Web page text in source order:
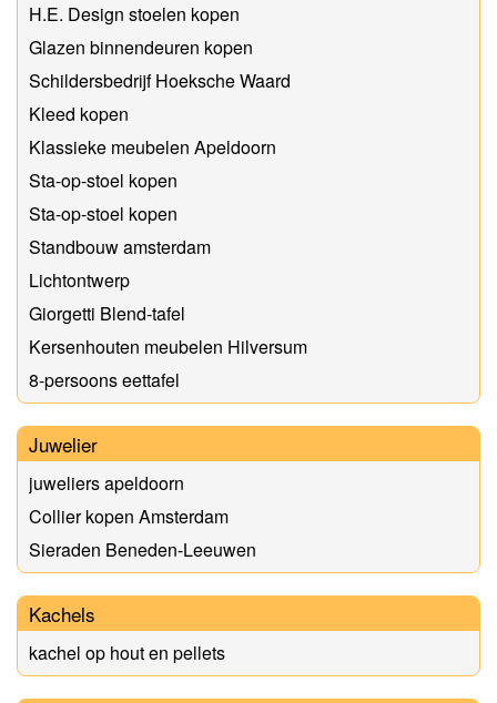
H.E. Design stoelen kopen
Glazen binnendeuren kopen
Schildersbedrijf Hoeksche Waard
Kleed kopen
Klassieke meubelen Apeldoorn
Sta-op-stoel kopen
Sta-op-stoel kopen
Standbouw amsterdam
Lichtontwerp
Giorgetti Blend-tafel
Kersenhouten meubelen Hilversum
8-persoons eettafel
Juwelier
juweliers apeldoorn
Collier kopen Amsterdam
Sieraden Beneden-Leeuwen
Kachels
kachel op hout en pellets